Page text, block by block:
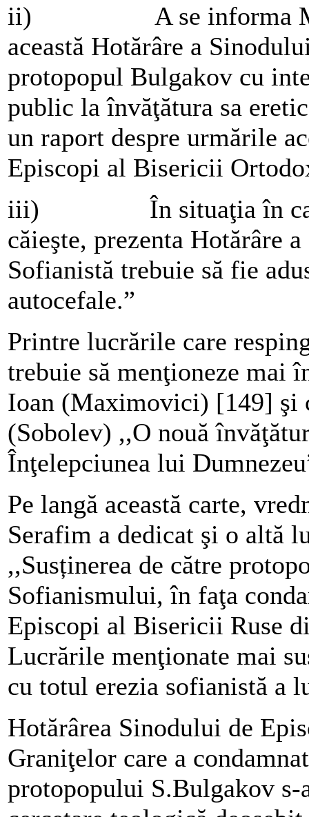
ii) A se informa
această Hotărâre a
protopopul Bulgakov cu
public la învăţătura sa
un raport despre urmările
Episcopi al Bisericii
iii) În situaţia în care
căieşte, prezenta Hotărâre
Sofianistă trebuie să fie
autocefale.”
Printre lucrările care
trebuie să menţioneze mai
Ioan (Maximovici) [149] şi
(Sobolev) ,,O nouă
Înţelepciunea lui
Pe langă această carte,
Serafim a dedicat şi o altă
,,Susținerea de către
Sofianismului, în faţa
Episcopi al Bisericii Ruse
Lucrările menţionate mai
cu totul erezia sofianistă a
Hotărârea Sinodului de
Graniţelor care a
protopopului S.Bulgakov s-